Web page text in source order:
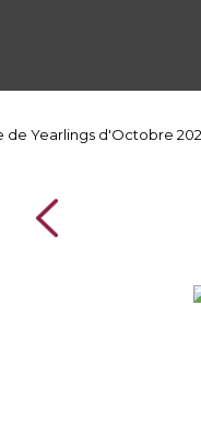
de Yearlings d'Octobre